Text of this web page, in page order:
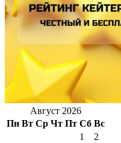
Август 2026
Пн Вт Ср Чт Пт Сб Вс
1
2